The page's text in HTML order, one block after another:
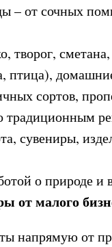
– от сочных
творог,
птица),
сортов,
традиционным
сувениры,
о природе и
малого
напрямую от